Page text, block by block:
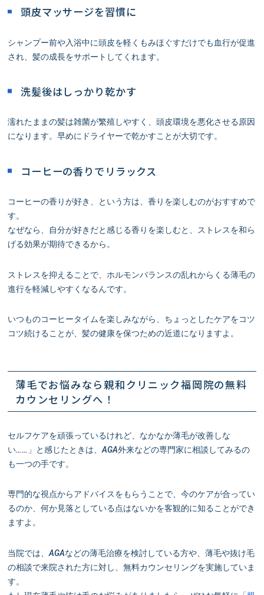
頭皮マッサージを習慣に
シャンプー前や入浴中に頭皮を軽くもみほぐすだけでも血行が促進
され、髪の成長をサポートしてくれます。
洗髪後はしっかり乾かす
濡れたままの髪は雑菌が繁殖しやすく、頭皮環境を悪化させる原因
になります。早めにドライヤーで乾かすことが大切です。
コーヒーの香りでリラックス
コーヒーの香りが好き、という方は、香りを楽しむのがおすすめで
す。
なぜなら、自分が好きだと感じる香りを楽しむと、ストレスを和ら
げる効果が期待できるから。
ストレスを抑えることで、ホルモンバランスの乱れからくる薄毛の
進行を軽減しやすくなるんです。
いつものコーヒータイムを楽しみながら、ちょっとしたケアをコツ
コツ続けることが、髪の健康を保つための近道になりますよ。
薄毛でお悩みなら親和クリニック福岡院の無料
カウンセリングへ！
セルフケアを頑張っているけれど、なかなか薄毛が改善しな
い……」と感じたときは、AGA外来などの専門家に相談してみるの
も一つの手です。
専門的な視点からアドバイスをもらうことで、今のケアが合ってい
るのか、何か見落としている点はないかを客観的に知ることができ
ますよ。
当院では、AGAなどの薄毛治療を検討している方や、薄毛や抜け毛
の相談で来院された方に対し、無料カウンセリングを実施していま
す。